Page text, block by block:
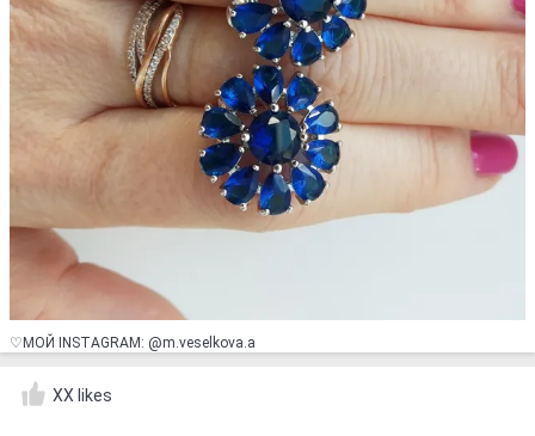
♡МОЙ INSTAGRAM: @m.veselkova.a
XX likes